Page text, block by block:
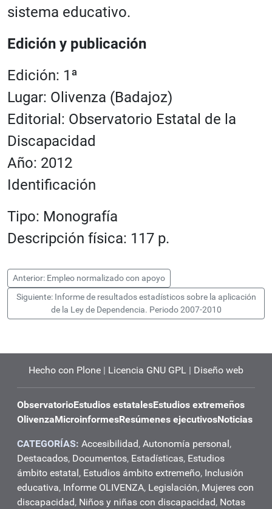
sistema educativo.
Edición y publicación
Edición: 1ª
Lugar: Olivenza (Badajoz)
Editorial: Observatorio Estatal de la
Discapacidad
Año: 2012
Identificación
Tipo: Monografía
Descripción física: 117 p.
Anterior: Empleo normalizado con apoyo
Siguiente: Informe de resultados estadísticos sobre la aplicación
de la Ley de Dependencia. Periodo 2007‐2010
Hecho con Plone | Licencia GNU GPL | Diseño web
ObservatorioEstudios estatalesEstudios extremeños
OlivenzaMicroinformesResúmenes ejecutivosNoticias
CATEGORÍAS: Accesibilidad, Autonomía personal ,
Destacados, Documentos, Estadísticas, Estudios
ámbito estatal , Estudios ámbito extremeño, Inclusión
educativa, Informe OLIVENZA, Legislación, Mujeres con
discapacidad, Niños y niñas con discapacidad, Notas